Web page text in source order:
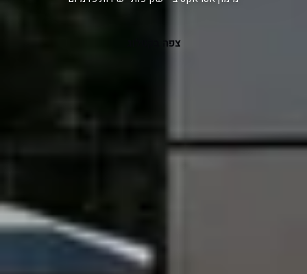
צפה בקטלוג